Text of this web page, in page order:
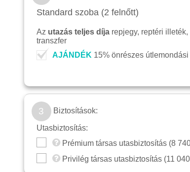
Standard szoba (2 felnőtt)
Az utazás teljes díjarepjegy, reptéri illeték,
transzfer
AJÁNDÉK 15% önrészes
3 Biztosítások:
Utasbiztosítás:
Prémium társas utasbiztosítás (8
Privilég társas utasbiztosítás (11 040